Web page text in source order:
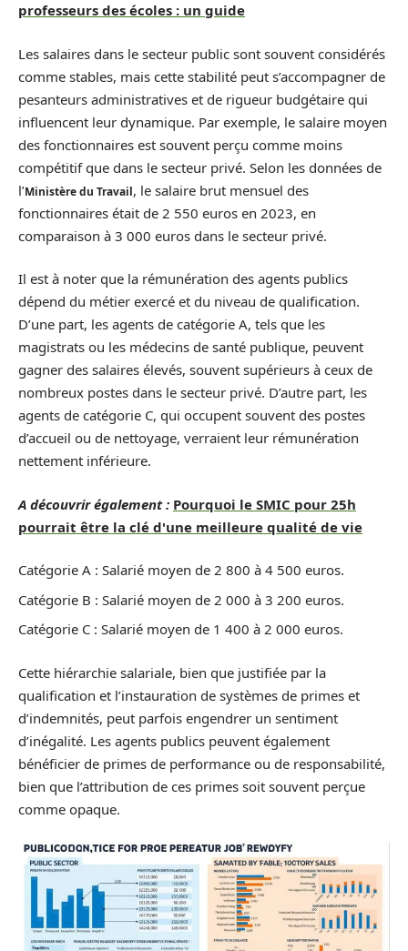
professeurs des écoles : un guide
Les salaires dans le secteur public sont souvent considérés
comme stables, mais cette stabilité peut s’accompagner de
pesanteurs administratives et de rigueur budgétaire qui
influencent leur dynamique. Par exemple, le salaire moyen
des fonctionnaires est souvent perçu comme moins
compétitif que dans le secteur privé. Selon les données de
l’Ministère du Travail, le salaire brut mensuel des
fonctionnaires était de 2 550 euros en 2023, en
comparaison à 3 000 euros dans le secteur privé.
Il est à noter que la rémunération des agents publics
dépend du métier exercé et du niveau de qualification.
D’une part, les agents de catégorie A, tels que les
magistrats ou les médecins de santé publique, peuvent
gagner des salaires élevés, souvent supérieurs à ceux de
nombreux postes dans le secteur privé. D’autre part, les
agents de catégorie C, qui occupent souvent des postes
d’accueil ou de nettoyage, verraient leur rémunération
nettement inférieure.
A découvrir également : Pourquoi le SMIC pour 25h
pourrait être la clé d'une meilleure qualité de vie
Catégorie A : Salarié moyen de 2 800 à 4 500 euros.
Catégorie B : Salarié moyen de 2 000 à 3 200 euros.
Catégorie C : Salarié moyen de 1 400 à 2 000 euros.
Cette hiérarchie salariale, bien que justifiée par la
qualification et l’instauration de systèmes de primes et
d’indemnités, peut parfois engendrer un sentiment
d’inégalité. Les agents publics peuvent également
bénéficier de primes de performance ou de responsabilité,
bien que l’attribution de ces primes soit souvent perçue
comme opaque.